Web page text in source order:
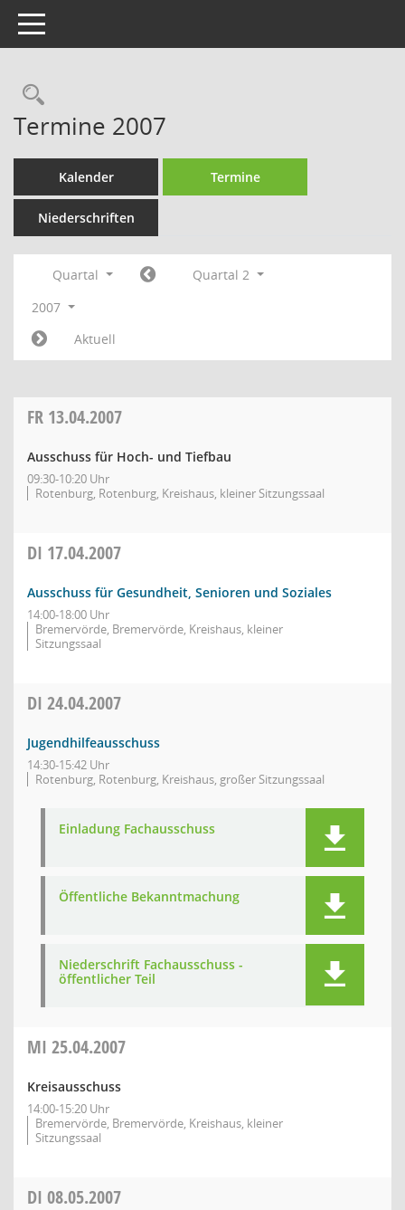
Toggle navigation
Rechercheauswahl
Termine 2007
Kalender Termine
Niederschriften
Quartal
Quartal 2
2007
Aktuell
FR 13.04.2007
Ausschuss für Hoch- und Tiefbau
09:30-10:20 Uhr
Rotenburg, Rotenburg, Kreishaus, kleiner Sitzungssaal
DI 17.04.2007
Ausschuss für Gesundheit, Senioren und Soziales
14:00-18:00 Uhr
Bremervörde, Bremervörde, Kreishaus, kleiner
Sitzungssaal
DI 24.04.2007
Jugendhilfeausschuss
14:30-15:42 Uhr
Rotenburg, Rotenburg, Kreishaus, großer Sitzungssaal
Einladung Fachausschuss
Öffentliche Bekanntmachung
Niederschrift Fachausschuss -
öffentlicher Teil
MI 25.04.2007
Kreisausschuss
14:00-15:20 Uhr
Bremervörde, Bremervörde, Kreishaus, kleiner
Sitzungssaal
DI 08.05.2007